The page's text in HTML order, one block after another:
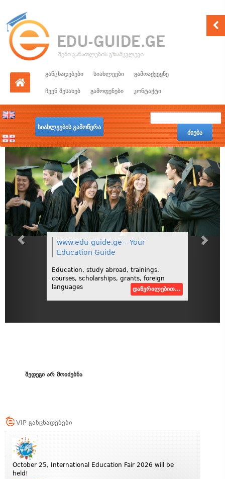
განცხადებები სიახლეები გამოაქვეყნე
ჩვენ შესახებ გამოფენები კონტაქტი
სიახლეების გამოწერა
ძიება
www.edu-guide.ge – Your
Education Guide
Education, study abroad, trainings,
courses, scholarships, grants, foreign
languages
დაწვრილებით...
შედეგი არ მოიძებნა
VIP განცხადებები
October 25, International Education Fair 2026 will be
held!